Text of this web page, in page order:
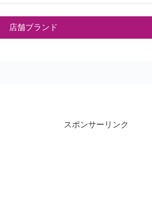
店舗ブランド
スポンサーリンク